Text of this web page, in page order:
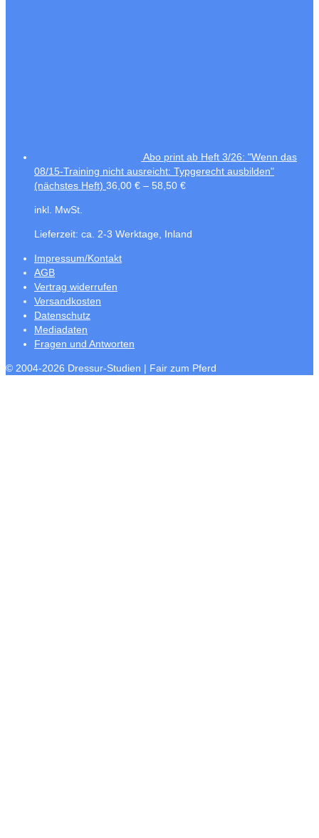
Abo print ab Heft 3/26: "Wenn das
08/15-Training nicht ausreicht: Typgerecht ausbilden"
(nächstes Heft) 36,00 € – 58,50 €
inkl. MwSt.
Lieferzeit: ca. 2-3 Werktage, Inland
Impressum/Kontakt
AGB
Vertrag widerrufen
Versandkosten
Datenschutz
Mediadaten
Fragen und Antworten
© 2004-2026 Dressur-Studien | Fair zum Pferd